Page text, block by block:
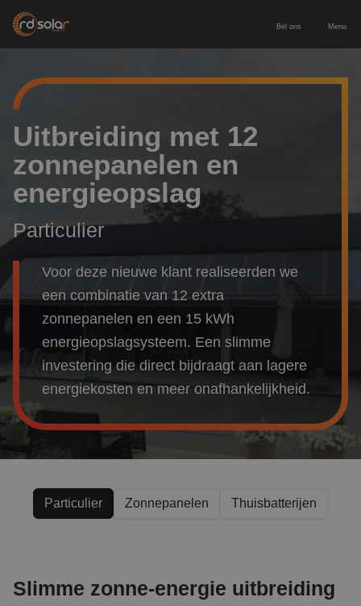
Bel ons Menu
Thuisbatterij
Europees geproduceerde batterij
Zonnepanelen zakelijk
Zonnepanelen particulier
Diensten
Leveren & installeren
Nieuwbouw
Particulier
Contact
Adviesgesprek aanvragen
Over ons
Referenties
Projecten
Actueel
Uitbreiding met 12
zonnepanelen en
energieopslag
Particulier
Voor deze nieuwe klant realiseerden we
een combinatie van 12 extra
zonnepanelen en een 15 kWh
energieopslagsysteem. Een slimme
investering die direct bijdraagt aan lagere
energiekosten en meer onafhankelijkheid.
Particulier Zonnepanelen Thuisbatterijen
Slimme zonne-energie uitbreiding